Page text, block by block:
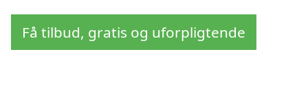
Få tilbud, gratis og uforpligtende